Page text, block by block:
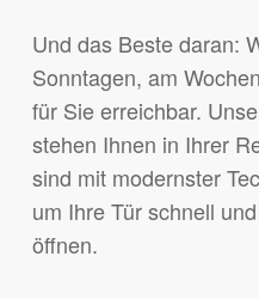
Und das Beste daran:
Sonntagen, am
für Sie erreichbar.
stehen Ihnen in Ihrer
sind mit modernster
um Ihre Tür schnell
öffnen.